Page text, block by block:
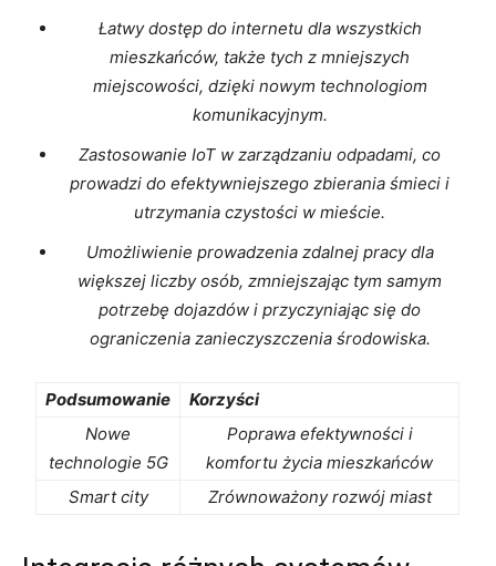
Łatwy dostęp‍ do internetu dla wszystkich
mieszkańców,⁢ także⁢ tych z mniejszych
miejscowości, ‍dzięki nowym technologiom
komunikacyjnym.
Zastosowanie IoT w zarządzaniu odpadami, co
prowadzi do efektywniejszego⁤ zbierania śmieci i
utrzymania czystości w mieście.
Umożliwienie prowadzenia‌ zdalnej pracy dla‌
większej liczby osób, zmniejszając tym samym
‌potrzebę dojazdów⁤ i ​przyczyniając ‍się ‌do⁤
ograniczenia ‌zanieczyszczenia środowiska.
Podsumowanie
Korzyści
Nowe
technologie​ 5G
Poprawa efektywności i
komfortu życia mieszkańców
Smart city
Zrównoważony rozwój⁤ miast